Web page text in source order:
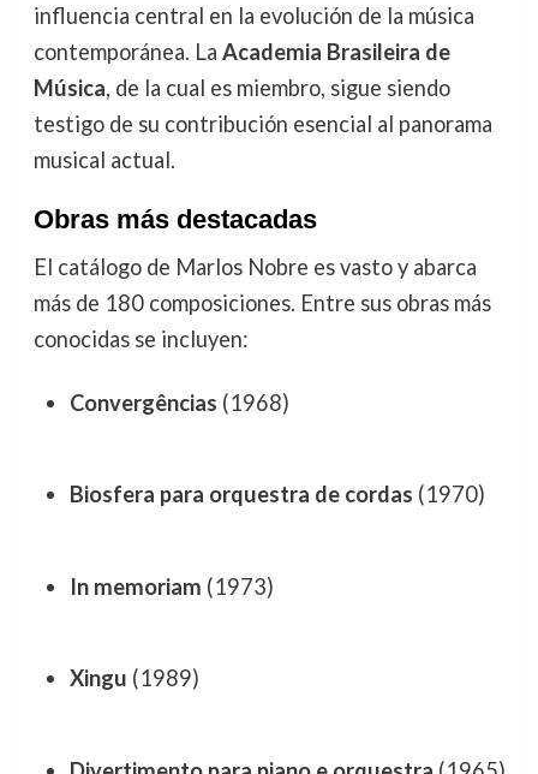
influencia central en la evolución de la música
contemporánea. La Academia Brasileira de
Música, de la cual es miembro, sigue siendo
testigo de su contribución esencial al panorama
musical actual.
Obras más destacadas
El catálogo de Marlos Nobre es vasto y abarca
más de 180 composiciones. Entre sus obras más
conocidas se incluyen:
Convergências (1968)
Biosfera para orquestra de cordas (1970)
In memoriam (1973)
Xingu (1989)